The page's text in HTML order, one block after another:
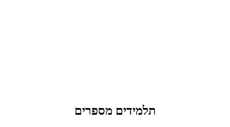
תלמידים מספרים